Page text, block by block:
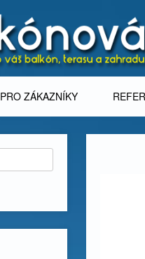
PRO ZÁKAZNÍKY